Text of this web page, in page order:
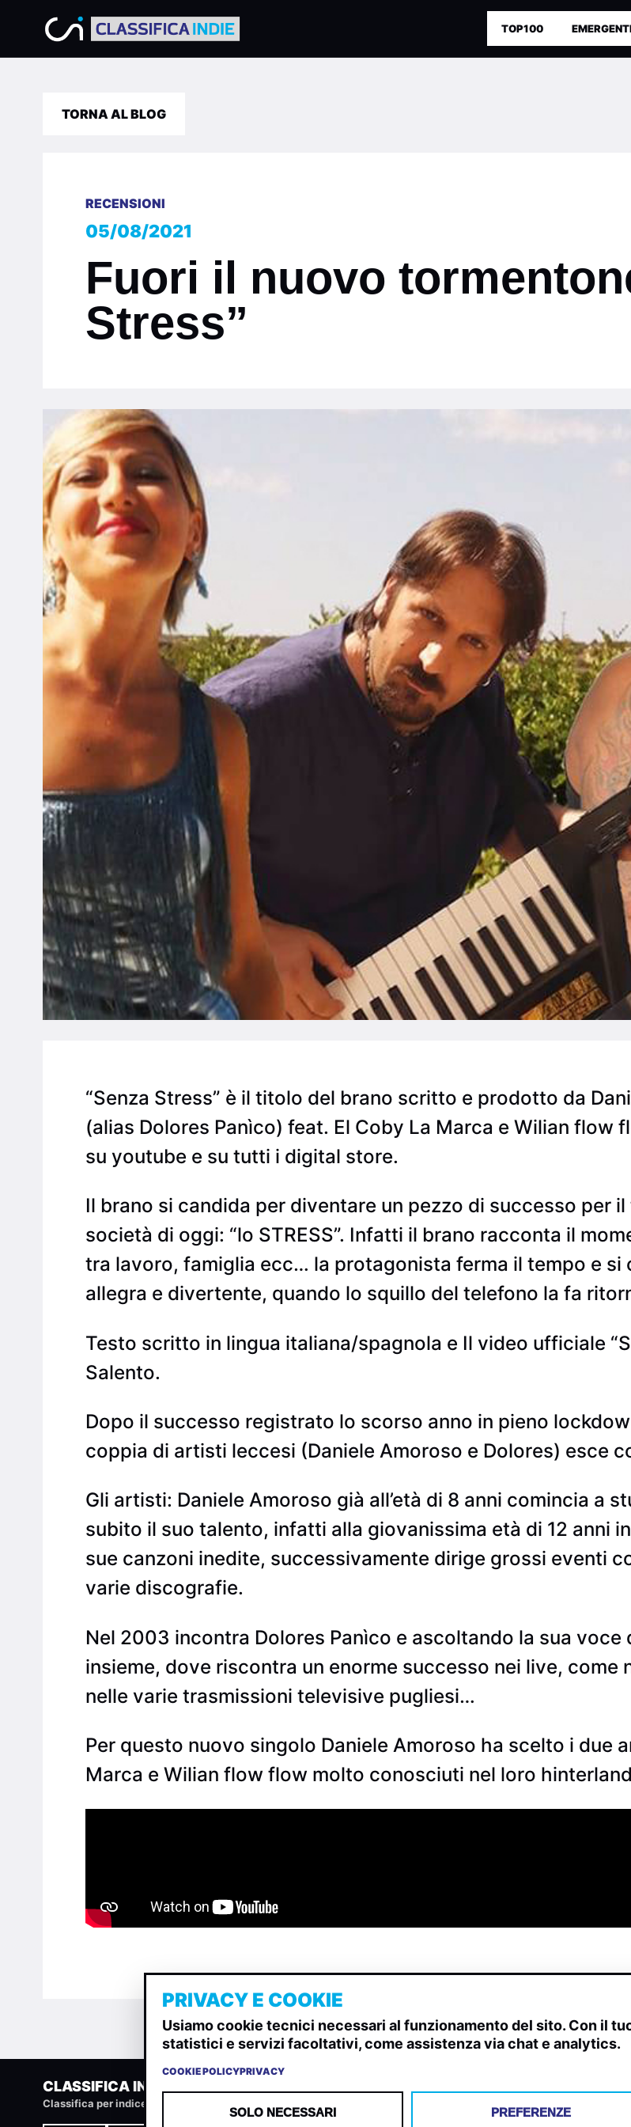
TOP100
TORNA AL BLOG
RECENSIONI
05/08/2021
Fuori il nuovo
Stress”
“Senza Stress” è il titolo del brano scritto e prodotto da
(alias Dolores Panìco) feat. El Coby La Marca e Wilian flow
su youtube e su tutti i digital store.
Il brano si candida per diventare un pezzo di successo per
società di oggi: “lo STRESS”. Infatti il brano racconta il
tra lavoro, famiglia ecc… la protagonista ferma il tempo e si
allegra e divertente, quando lo squillo del telefono la fa
Testo scritto in lingua italiana/spagnola e Il video ufficiale
Salento.
Dopo il successo registrato lo scorso anno in pieno
coppia di artisti leccesi (Daniele Amoroso e Dolores) esce
Gli artisti: Daniele Amoroso già all’età di 8 anni comincia a
subito il suo talento, infatti alla giovanissima età di 12 anni
sue canzoni inedite, successivamente dirige grossi eventi
varie discografie.
Nel 2003 incontra Dolores Panìco e ascoltando la sua
insieme, dove riscontra un enorme successo nei live, come
nelle varie trasmissioni televisive pugliesi…
Per questo nuovo singolo Daniele Amoroso ha scelto i due
Marca e Wilian flow flow molto conosciuti nel loro
CLASSIFICA INDIE
Classifica per indice di gradimento generata dall analisi di uscite, streaming web e rilevamenti radio.
PRIVACY E COOKIE
Usiamo cookie tecnici necessari al funzionamento del sito. Con il
statistici e servizi facoltativi, come assistenza via chat e analytics.
COOKIE POLICYPRIVACY
SOLO NECESSARI PREFERENZE